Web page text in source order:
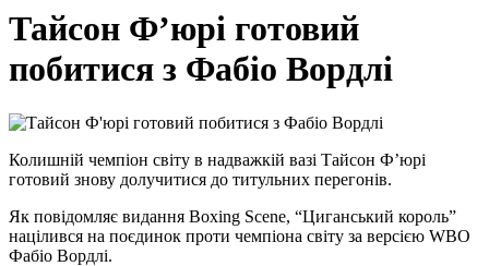
Тайсон Ф’юрі готовий
побитися з Фабіо Вордлі
Колишній чемпіон світу в надважкій вазі Тайсон Ф’юрі
готовий знову долучитися до титульних перегонів.
Як повідомляє видання Boxing Scene, “Циганський король”
націлився на поєдинок проти чемпіона світу за версією WBO
Фабіо Вордлі.